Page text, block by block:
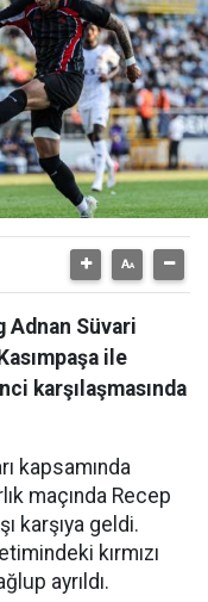
Adnan Süvari
ile
karşılaşmasında
kapsamında
maçında Recep
karşıya geldi.
kırmızı
ayrıldı.